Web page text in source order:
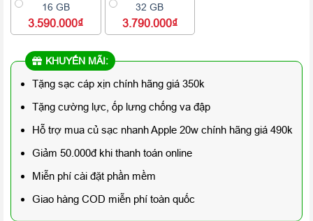
16 GB
3.590.000₫
32 GB
3.790.000₫
KHUYẾN MÃI:
Tặng sạc cáp xịn chính hãng giá 350k
Tặng cường lực, ốp lưng chống va đập
Hỗ trợ mua củ sạc nhanh Apple 20w chính hãng giá 490k
Giảm 50.000đ khi thanh toán online
Miễn phí cài đặt phần mềm
Giao hàng COD miễn phí toàn quốc